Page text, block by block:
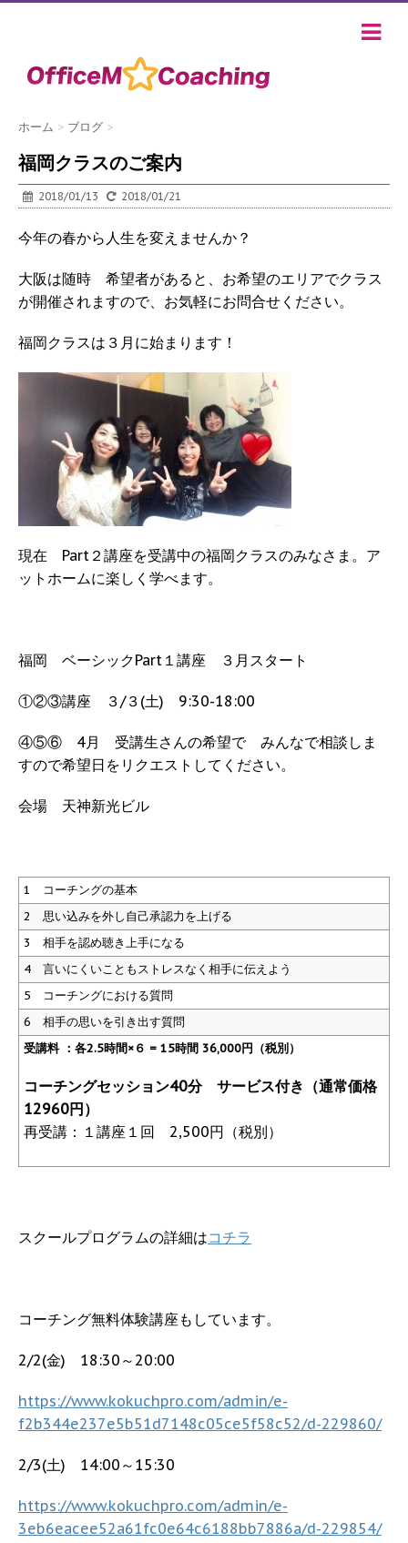
ホーム > ブログ >
福岡クラスのご案内
2018/01/13 2018/01/21
今年の春から人生を変えませんか？
大阪は随時 希望者があると、お希望のエリアでクラス
が開催されますので、お気軽にお問合せください。
福岡クラスは３月に始まります！
現在 Part２講座を受講中の福岡クラスのみなさま。ア
ットホームに楽しく学べます。
福岡 ベーシックPart１講座 ３月スタート
①②③講座 ３/３(土) 9:30-18:00
④⑤⑥ 4月 受講生さんの希望で みんなで相談しま
すので希望日をリクエストしてください。
会場 天神新光ビル
1 コーチングの基本
2 思い込みを外し自己承認力を上げる
3 相手を認め聴き上手になる
4 言いにくいこともストレスなく相手に伝えよう
5 コーチングにおける質問
6 相手の思いを引き出す質問
受講料 ：各2.5時間×６ = 15時間 36,000円（税別）
コーチングセッション40分 サービス付き（通常価格
12960円）
再受講：１講座１回 2,500円（税別）
スクールプログラムの詳細はコチラ
コーチング無料体験講座もしています。
2/2(金) 18:30～20:00
https://www.kokuchpro.com/admin/e-
f2b344e237e5b51d7148c05ce5f58c52/d-229860/
2/3(土) 14:00～15:30
https://www.kokuchpro.com/admin/e-
3eb6eacee52a61fc0e64c6188bb7886a/d-229854/